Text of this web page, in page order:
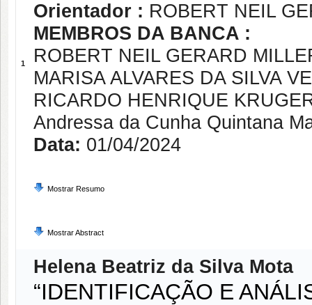
1
Orientador : ROBERT NEIL
MEMBROS DA BANCA :
ROBERT NEIL GERARD
MARISA ALVARES DA SILVA
RICARDO HENRIQUE
Andressa da Cunha Quintana
Data: 01/04/2024
Mostrar Resumo
Mostrar Abstract
Helena Beatriz da Silva Mota
“IDENTIFICAÇÃO E